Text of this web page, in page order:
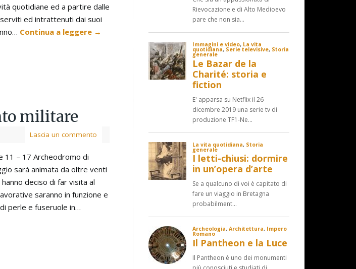
quotidiane ed a partire dalle
ed intrattenuti dai suoi
Continua a leggere →
militare
Lascia un commento
11 – 17 Archeodromo di
sarà animata da oltre venti
deciso di far visita al
saranno in funzione e
perle e fuseruole in…